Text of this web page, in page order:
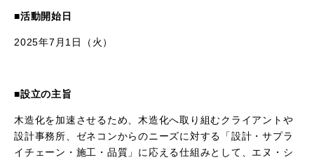
■活動開始日
2025年7 月 1 日（火）
■設立の主旨
木造化を加速させるため、木造化へ取り組むクライアントや
設計事務所、ゼネコンからのニーズに対する「設計・サプラ
イチェーン・施工・品質」に応える仕組みとして、エヌ・シ